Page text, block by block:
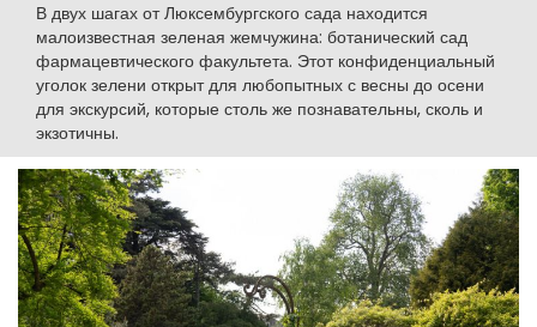
В двух шагах от Люксембургского сада находится
малоизвестная зеленая жемчужина: ботанический сад
фармацевтического факультета. Этот конфиденциальный
уголок зелени открыт для любопытных с весны до осени
для экскурсий, которые столь же познавательны, сколь и
экзотичны.